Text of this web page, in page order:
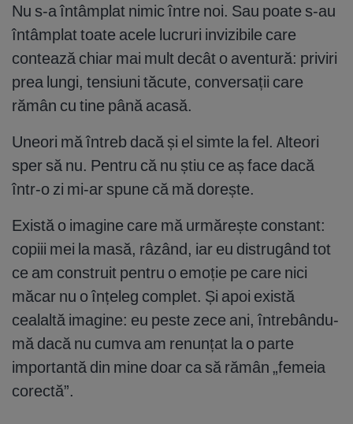
Nu s-a întâmplat nimic între noi. Sau poate s-au
întâmplat toate acele lucruri invizibile care
contează chiar mai mult decât o aventură: priviri
prea lungi, tensiuni tăcute, conversații care
rămân cu tine până acasă.
Uneori mă întreb dacă și el simte la fel. Alteori
sper să nu. Pentru că nu știu ce aș face dacă
într-o zi mi-ar spune că mă dorește.
Există o imagine care mă urmărește constant:
copiii mei la masă, râzând, iar eu distrugând tot
ce am construit pentru o emoție pe care nici
măcar nu o înțeleg complet. Și apoi există
cealaltă imagine: eu peste zece ani, întrebându-
mă dacă nu cumva am renunțat la o parte
importantă din mine doar ca să rămân „femeia
corectă”.